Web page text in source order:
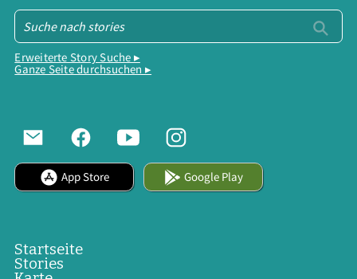
Erweiterte Story Suche ▸
Ganze Seite durchsuchen ▸
App Store Google Play
Startseite
Stories